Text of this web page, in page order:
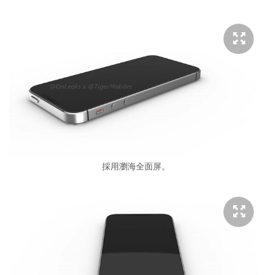
採用瀏海全面屏。